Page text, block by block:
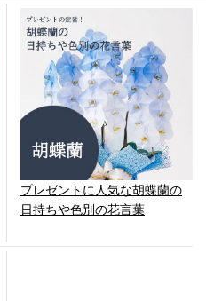
プレゼントに人気な胡蝶蘭の
日持ちや色別の花言葉